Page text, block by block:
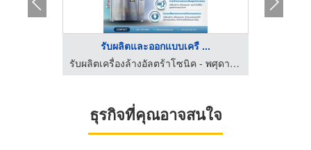
รับผลิตและออกแบบเครื ...
รับผลิตเครื่องล้างอัลตร้าโซนิค - พศุดา ซัพพลายส์ แอนด์ เซอร์วิสเซส
ธุรกิจที่คุณอาจสนใจ